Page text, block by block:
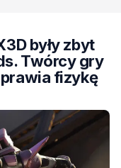
były zbyt
Twórcy gry
fizykę